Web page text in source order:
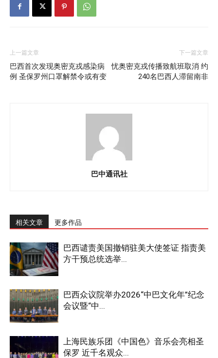
上一篇文章
巴西首次发现奥密克戎感染病
例 圣保罗州口罩解禁令或有变
下一篇文章
忧奥密克戎传播致航班取消 约
240名巴西人滞留南非
巴中通讯社
相关文章 更多作品
巴西谴责美国撤销驻美大使签证 指责美
方干预总统选举...
巴西众议院举办2026“中巴文化年”纪念
会议暨“中...
上海民族乐团《中国色》音乐会亮相圣
保罗 近千名观众...